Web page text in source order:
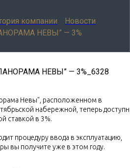
компании
Новости
НЕВЫ” — 3%
Невы", расположенном в
набережной, теперь
ставкой в 3%.
процедуру ввода в эксплуатацию,
вы получите уже в этом году.